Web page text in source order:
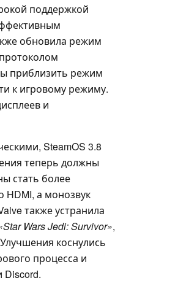
поддержкой
обновила режим
приблизить режим
к игровому режиму.
и
SteamOS 3.8
теперь должны
стать более
а монозвук
также устранила
Wars Jedi: Survivor»,
коснулись
процесса и
Discord.